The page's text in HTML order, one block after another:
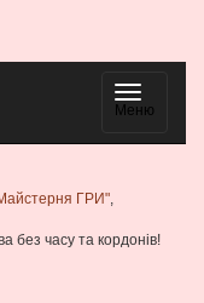
Меню
ГРИ",
без часу та кордонів!